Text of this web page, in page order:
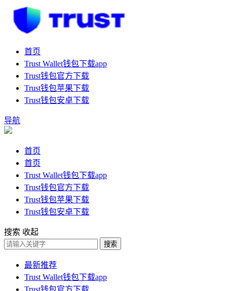
首页
Trust Wallet钱包下载app
Trust钱包官方下载
Trust钱包苹果下载
Trust钱包安卓下载
导航
首页
首页
Trust Wallet钱包下载app
Trust钱包官方下载
Trust钱包苹果下载
Trust钱包安卓下载
搜索 收起
搜索
最新推荐
Trust Wallet钱包下载app
Trust钱包官方下载